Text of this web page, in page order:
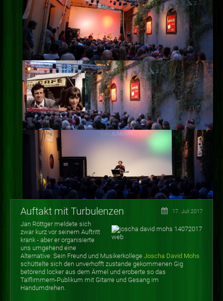
Auftakt mit Turbulenzen 17. Juli 2017
Jan Röttger meldete sich
zwar kurz vor seinem Auftritt
krank - aber er organisierte
uns umgehend eine
Alternative: Sein Freund und Musikerkollege Joscha David Mohs
schüttelte sich den unverhofft zustande gekommenen Gig
betörend locker aus dem Ärmel und eroberte so das
Talflimmern-Publikum mit Gitarre und Gesang im
Handumdrehen.